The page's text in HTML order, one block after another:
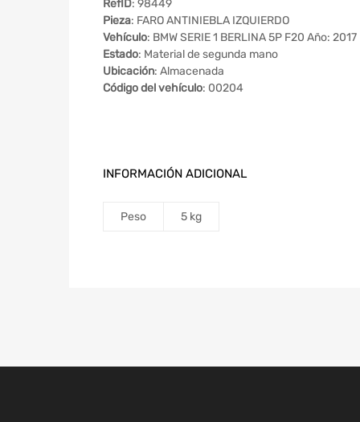
RefID: 98449
Pieza: FARO ANTINIEBLA IZQUIERDO
Vehículo: BMW SERIE 1 BERLINA 5P F20 Año: 2017
Estado: Material de segunda mano
Ubicación: Almacenada
Código del vehículo: 00204
INFORMACIÓN ADICIONAL
Peso 5 kg